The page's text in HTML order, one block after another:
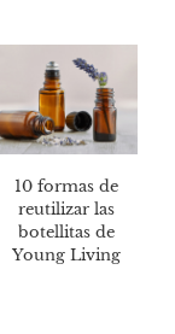
10 formas de
reutilizar las
botellitas de
Young Living